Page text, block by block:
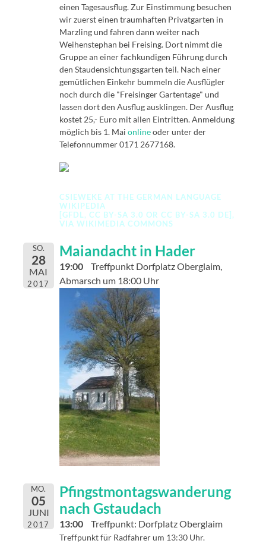
einen Tagesausflug. Zur Einstimmung besuchen
wir zuerst einen traumhaften Privatgarten in
Marzling und fahren dann weiter nach
Weihenstephan bei Freising. Dort nimmt die
Gruppe an einer fachkundigen Führung durch
den Staudensichtungsgarten teil. Nach einer
gemütlichen Einkehr bummeln die Ausflügler
noch durch die "Freisinger Gartentage" und
lassen dort den Ausflug ausklingen. Der Ausflug
kostet 25,- Euro mit allen Eintritten. Anmeldung
möglich bis 1. Maionlineoder unter der
Telefonnummer 0171 2677168.
CSIEWEKE AT THEGERMAN LANGUAGE
WIKIPEDIA
[GFDL,CC BY-SA 3.0 ORCC BY-SA 3.0 DE],
VIA WIKIMEDIA COMMONS
SO.
28
MAI
2017
Maiandacht in Hader
19:00
Treffpunkt Dorfplatz Oberglaim,
Abmarsch um 18:00 Uhr
MO.
05
JUNI
2017
Pfingstmontagswanderung
nach Gstaudach
13:00 Treffpunkt: Dorfplatz Oberglaim
Treffpunkt für Radfahrer um 13:30 Uhr.